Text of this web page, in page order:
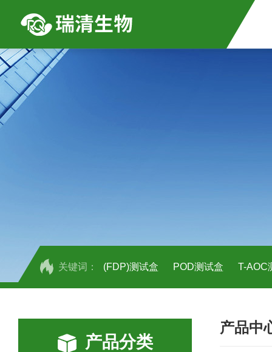
关键词： (FDP)测试盒 POD测试盒 T-AOC
人全式钴氨素2(HTSB2)elisa试剂盒现
产品分类
产品中